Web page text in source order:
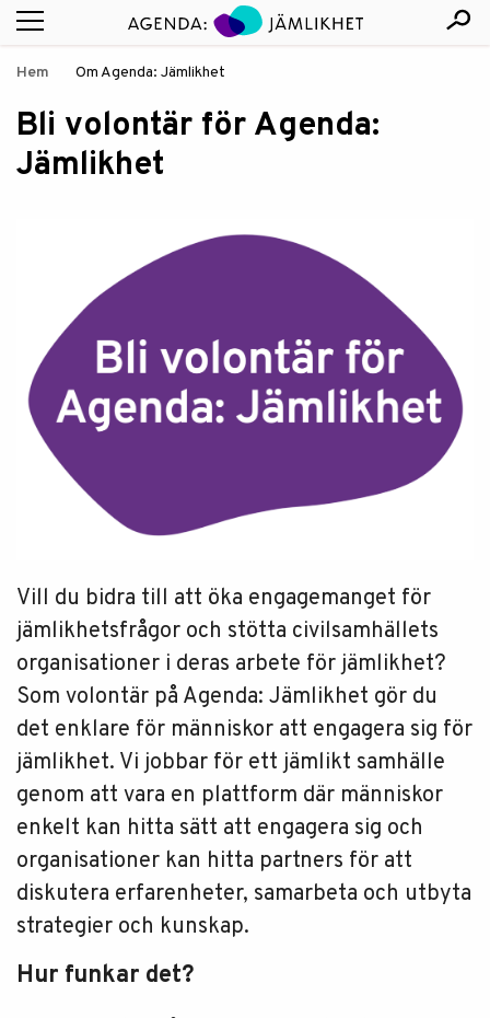
Hem Om Agenda: Jämlikhet
Bli volontär för Agenda:
Jämlikhet
Vill du bidra till att öka engagemanget för
jämlikhetsfrågor och stötta civilsamhällets
organisationer i deras arbete för jämlikhet?
Som volontär på Agenda: Jämlikhet gör du
det enklare för människor att engagera sig för
jämlikhet. Vi jobbar för ett jämlikt samhälle
genom att vara en plattform där människor
enkelt kan hitta sätt att engagera sig och
organisationer kan hitta partners för att
diskutera erfarenheter, samarbeta och utbyta
strategier och kunskap.
Hur funkar det?